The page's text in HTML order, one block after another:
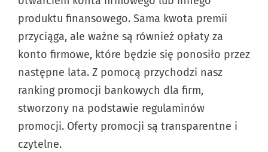
Niepoddawajsie.pl. Dzięki temu masz
pewność, że prezentowane produkty są
nie tylko korzystne, ale też bezpieczne.
Aby pogłębić wiedzę na temat
konkretnego konta bankowego
sugerujemy kontakt z licencjonowanym
doradcą finansowym.
produktu finansowego. Sama kwota premii
przyciąga, ale ważne są również opłaty za
konto firmowe, które będzie się ponosiło przez
następne lata. Z pomocą przychodzi nasz
ranking promocji bankowych dla firm,
stworzony na podstawie regulaminów
promocji. Oferty promocji są transparentne i
czytelne.